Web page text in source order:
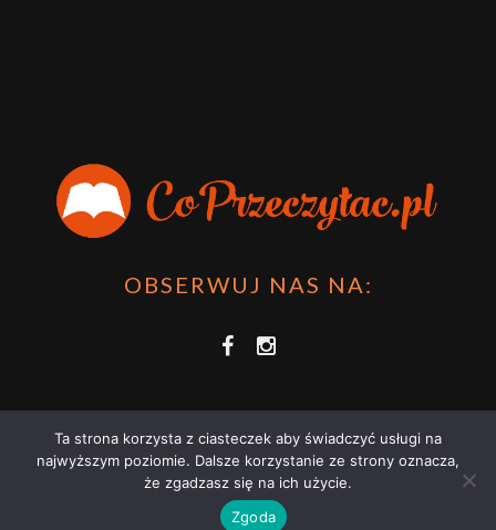
OBSERWUJ NAS NA:
COPRZECZYTAĆ.PL 2021 | STRONA WYKORZYSTUJE PLIKI COOKIES |
POLITYKĄ PRYWATNOŚCI
Ta strona korzysta z ciasteczek aby świadczyć usługi na
najwyższym poziomie. Dalsze korzystanie ze strony oznacza,
że zgadzasz się na ich użycie.
Zgoda